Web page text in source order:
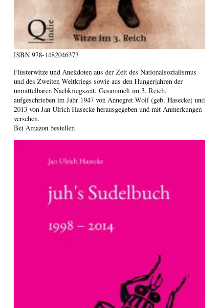
ISBN 978-1482046373
Flüsterwitze und Anekdoten aus der Zeit des Nationalsozialismus
und des Zweiten Weltkriegs sowie aus den Hungerjahren der
unmittelbaren Nachkriegszeit. Gesammelt im 3. Reich,
aufgeschrieben im Jahr 1947 von Annegret Wolf (geb. Hasecke) und
2013 von Jan Ulrich Hasecke herausgegeben und mit Anmerkungen
versehen.
Bei Amazon bestellen